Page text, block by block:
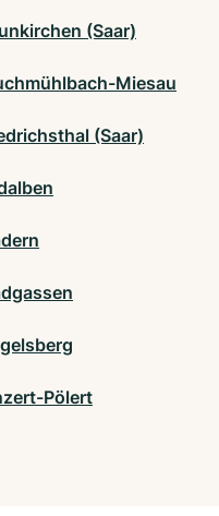
(Saar)
Miesau
(Saar)
Pölert